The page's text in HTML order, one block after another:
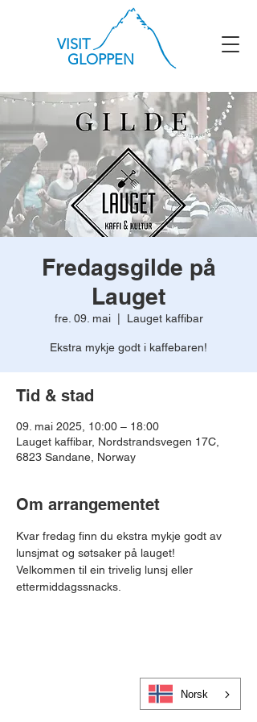
VISIT
GLOPPEN
Fredagsgilde på
Lauget
fre. 09. mai
  |
Lauget kaffibar
Ekstra mykje godt i kaffebaren!
Tid & stad
09. mai 2025, 10:00 – 18:00
Lauget kaffibar, Nordstrandsvegen 17C,
6823 Sandane, Norway
Om arrangementet
Kvar fredag finn du ekstra mykje godt av
lunsjmat og søtsaker på lauget!
Velkommen til ein trivelig lunsj eller
ettermiddagssnacks.
Norsk